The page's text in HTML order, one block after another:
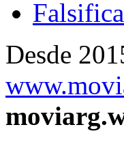
Desde